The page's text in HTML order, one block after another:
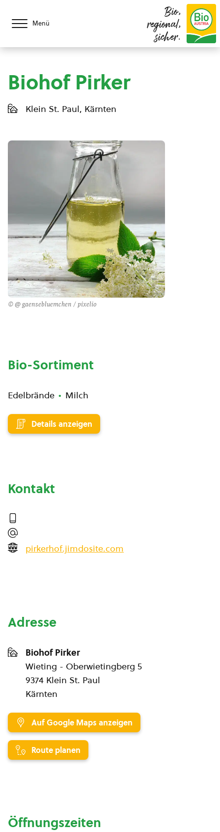
Menü
Bio,
regional,
sicher.
Biohof Pirker
Klein St. Paul, Kärnten
© @ gaensebluemchen / pixelio
Bio-Sortiment
Edelbrände Milch
Details anzeigen
Kontakt
pirkerhof.jimdosite.com
Adresse
Biohof Pirker
Wieting - Oberwietingberg 5
9374 Klein St. Paul
Kärnten
Auf Google Maps anzeigen
Route planen
Öffnungszeiten